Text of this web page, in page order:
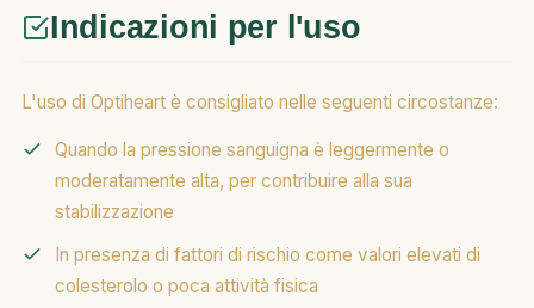
Indicazioni per l'uso
L'uso di Optiheart è consigliato nelle seguenti circostanze:
Quando la pressione sanguigna è leggermente o
moderatamente alta, per contribuire alla sua
stabilizzazione
In presenza di fattori di rischio come valori elevati di
colesterolo o poca attività fisica